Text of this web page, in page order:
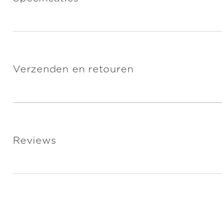
Verzenden en retouren
Reviews